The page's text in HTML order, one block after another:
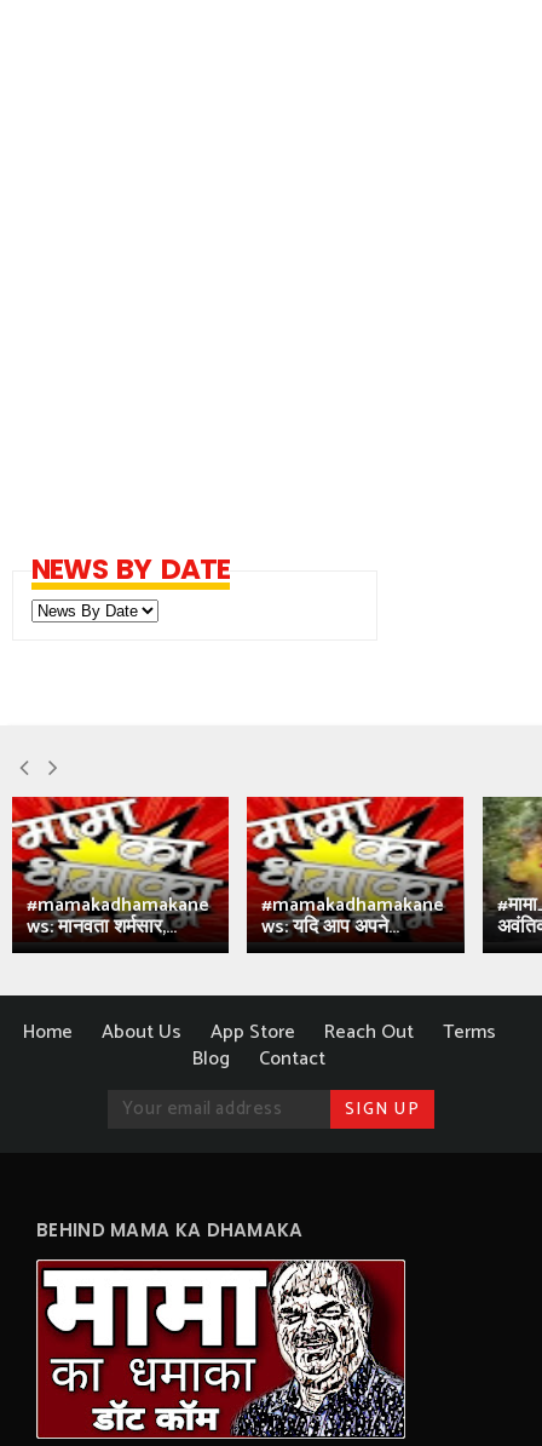
NEWS BY DATE
#mamakadhamakane
ws: मानवता शर्मसार,...
#mamakadhamakane
ws: यदि आप अपने...
Home About Us App Store Reach Out
Terms
Blog
Contact
BEHIND MAMA KA DHAMAKA